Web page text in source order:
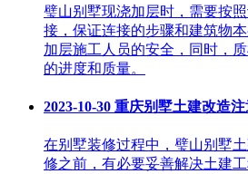
璧山别墅现浇加层时，需要按
接，保证连接的步骤和建筑物
加层施工人员的安全，同时，
的进度和质量。
2023-10-30 重庆别墅土建改造
在别墅装修过程中，璧山别墅
修之前，有必要妥善解决土建